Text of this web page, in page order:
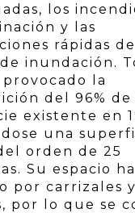
los
y las
rápidas
inundación.
la
del 96% de
existente en
una
orden de 25
Su espacio
por carrizales y
por lo que se